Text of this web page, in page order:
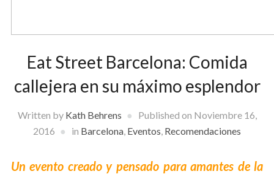
Eat Street Barcelona: Comida
callejera en su máximo esplendor
Written by Kath Behrens Published on Noviembre 16,
2016
in Barcelona, Eventos, Recomendaciones
Un evento creado y pensado para amantes de la